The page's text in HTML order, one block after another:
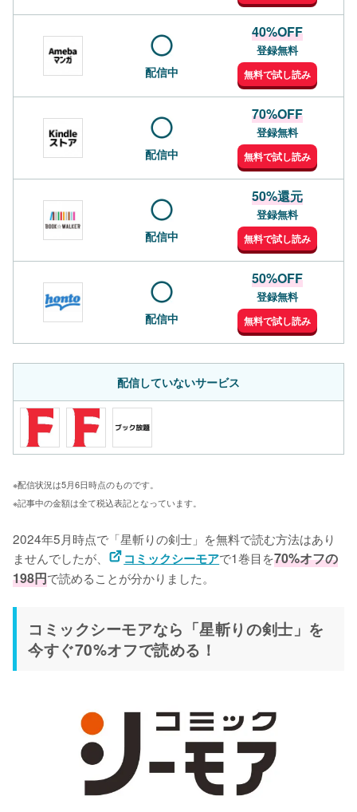
配信中
40%OFF
登録無料
無料で試し読み
配信中
70%OFF
登録無料
無料で試し読み
配信中
50%還元
登録無料
無料で試し読み
配信中
50%OFF
登録無料
無料で試し読み
配信していないサービス
※配信状況は5月6日時点のものです。
※記事中の金額は全て税込表記となっています。
2024年5月時点で「星斬りの剣士」を無料で読む方法はあり
ませんでしたが、
コミックシーモアで1巻目を70%オフの
198円で読めることが分かりました。
コミックシーモアなら「星斬りの剣士」を
今すぐ70%オフで読める！